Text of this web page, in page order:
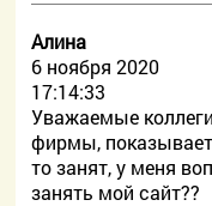
Алина
6 ноября 2020
17:14:33
Уважаемые
фирмы,
то занят, у меня
занять мой сайт??